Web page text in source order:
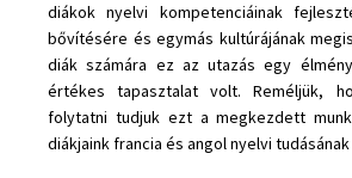
diákok nyelvi kompetenciáinak
bővítésére és egymás kultúrájának
diák számára ez az utazás egy
értékes tapasztalat volt. Reméljük,
folytatni tudjuk ezt a megkezdett
diákjaink francia és angol nyelvi